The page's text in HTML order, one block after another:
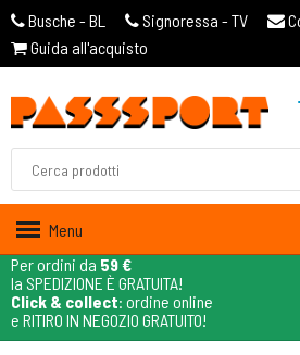
Busche - BL Signoressa - TV
Guida all'acquisto
Menu
Per ordini da 59 €
la SPEDIZIONE È GRATUITA!
Click & collect: ordine online
e RITIRO IN NEGOZIO GRATUITO!